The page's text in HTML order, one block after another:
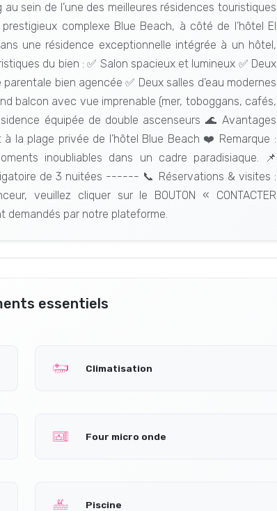
sein de l’une des meilleures résidences touristiques
complexe Blue Beach, à côté de l’hôtel El
une résidence exceptionnelle intégrée à un hôtel,
du bien : ✅ Salon spacieux et lumineux ✅ Deux
bien agencée ✅ Deux salles d’eau modernes
balcon avec vue imprenable (mer, toboggans, cafés,
équipée de double ascenseurs 🌊 Avantages
plage privée de l’hôtel Blue Beach ❤️ Remarque :
inoubliables dans un cadre paradisiaque. 📌
de 3 nuitées ------ 📞 Réservations & visites :
veuillez cliquer sur le BOUTON « CONTACTER
demandés par notre plateforme.
essentiels
Climatisation
Four micro onde
Piscine